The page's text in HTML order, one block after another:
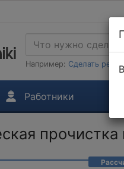
Например: Сделать
Работники
прочистка